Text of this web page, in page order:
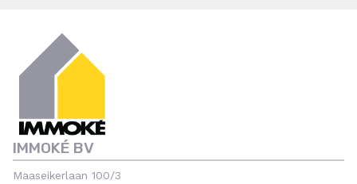
IMMOKÉ BV
Maaseikerlaan 100/3